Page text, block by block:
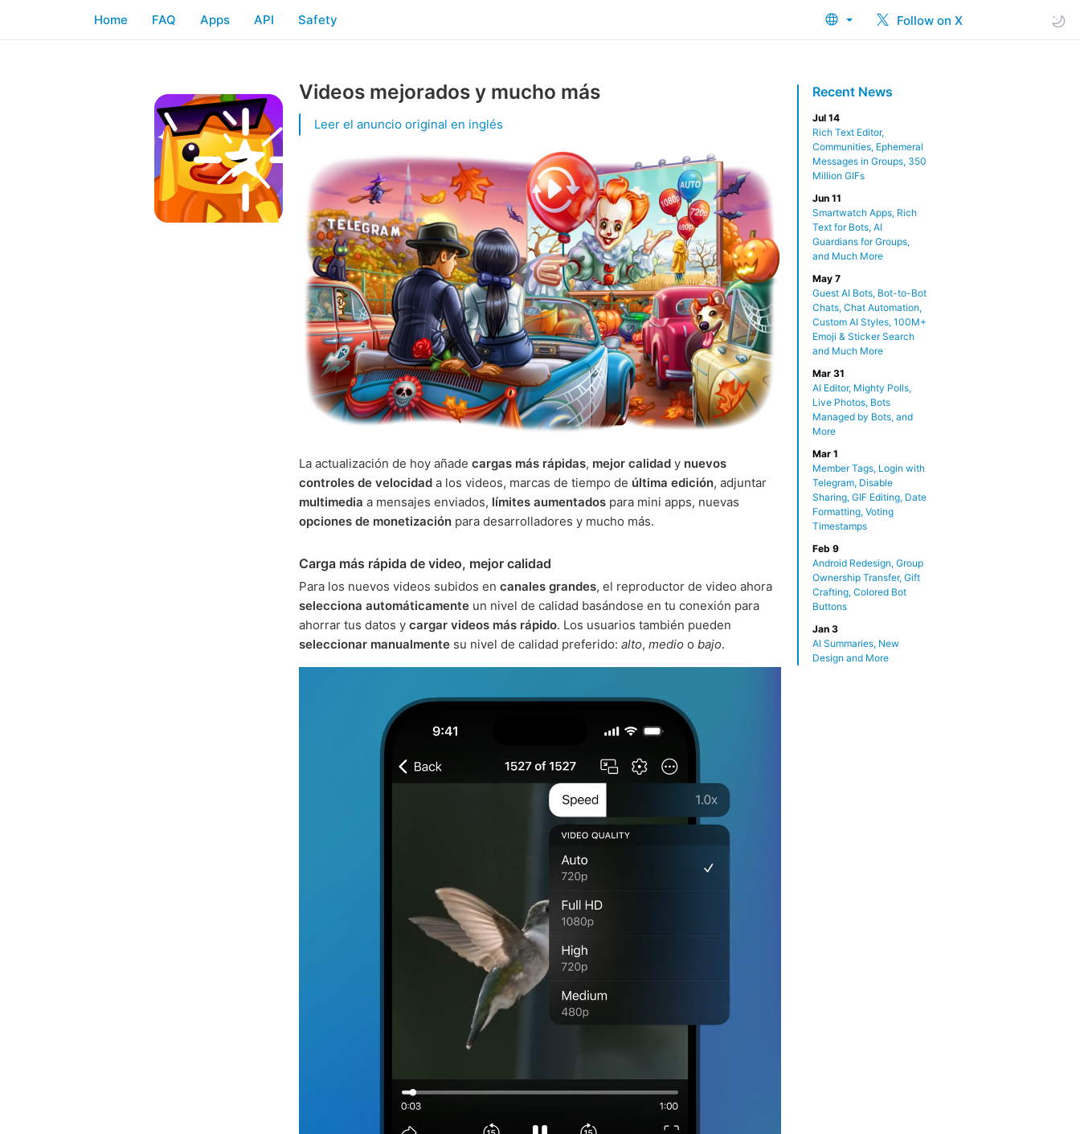
Follow on X
Home FAQ Apps API Safety
Recent News
Jul 14
Rich Text Editor,
Communities, Ephemeral
Messages in Groups, 350
Million GIFs
Jun 11
Smartwatch Apps, Rich
Text for Bots, AI
Guardians for Groups,
and Much More
May 7
Guest AI Bots, Bot-to-Bot
Chats, Chat Automation,
Custom AI Styles, 100M+
Emoji & Sticker Search
and Much More
Mar 31
AI Editor, Mighty Polls,
Live Photos, Bots
Managed by Bots, and
More
Mar 1
Member Tags, Login with
Telegram, Disable
Sharing, GIF Editing, Date
Formatting, Voting
Timestamps
Feb 9
Android Redesign, Group
Ownership Transfer, Gift
Crafting, Colored Bot
Buttons
Jan 3
AI Summaries, New
Design and More
Videos mejorados y mucho más
Leer el anuncio original en inglés
La actualización de hoy añade cargas más rápidas, mejor calidad y nuevos
controles de velocidad a los videos, marcas de tiempo de última edición, adjuntar
multimedia a mensajes enviados, límites aumentados para mini apps, nuevas
opciones de monetización para desarrolladores y mucho más.
Carga más rápida de video, mejor calidad
Para los nuevos videos subidos en canales grandes, el reproductor de video ahora
selecciona automáticamente un nivel de calidad basándose en tu conexión para
ahorrar tus datos y cargar videos más rápido. Los usuarios también pueden
seleccionar manualmente su nivel de calidad preferido: alto, medio o bajo.